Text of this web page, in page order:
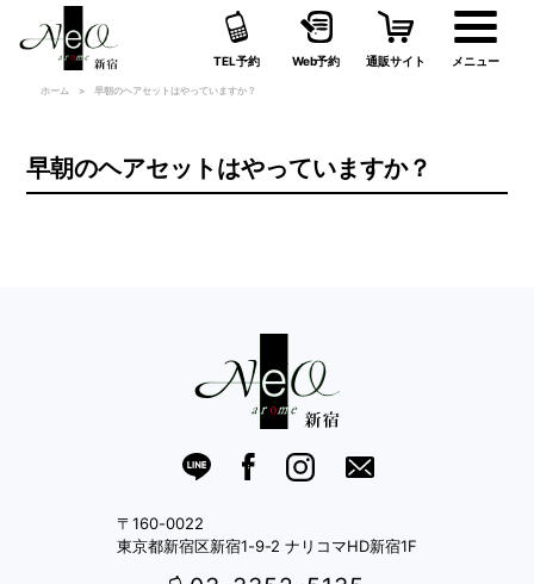
メニュー
通販サイト
Web予約
TEL予約
ホーム 早朝のヘアセットはやっていますか？
早朝のヘアセットはやっていますか？
〒160-0022
東京都新宿区新宿1-9-2 ナリコマHD新宿1F